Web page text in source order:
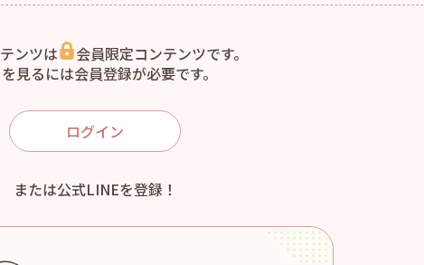
ンツは
会員限定コンテンツです。
見るには会員登録が必要です。
ログイン
または公式LINEを登録！